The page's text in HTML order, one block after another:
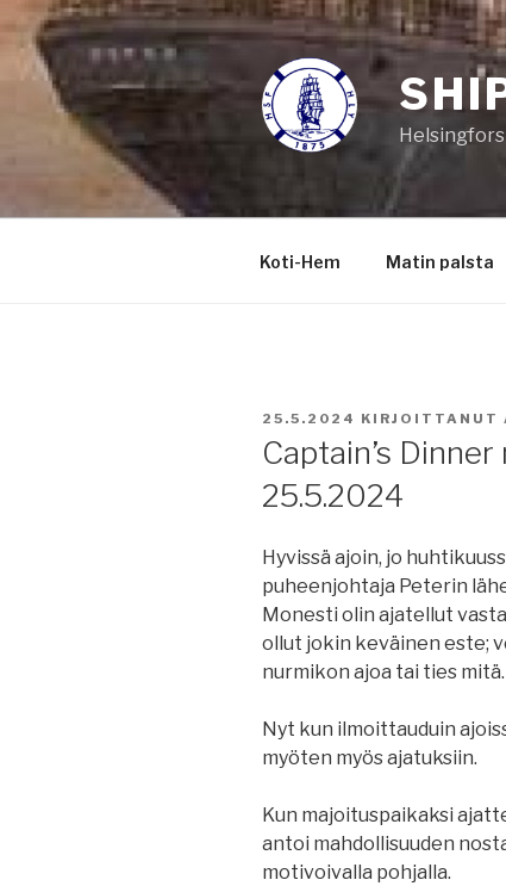
Siirry
sisältöön
Koti-Hem Matin palsta
JULKAISTU
25.5.2024 KIRJOITTANUT
Captain’s
25.5.2024
Hyvissä ajoin, jo
puheenjohtaja Peterin
Monesti olin ajatellut
ollut jokin keväinen este;
nurmikon ajoa tai ties mitä.
Nyt kun ilmoittauduin
myöten myös ajatuksiin.
Kun majoituspaikaksi
antoi mahdollisuuden
motivoivalla pohjalla.